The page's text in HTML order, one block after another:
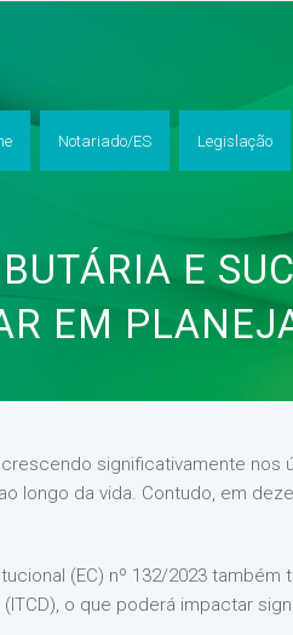
Notariado/ES Legislação
E
EM
significativamente nos
longo da vida. Contudo, em
(EC) nº 132/2023
o que poderá impactar